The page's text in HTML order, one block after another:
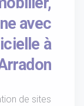
avec
à
de sites